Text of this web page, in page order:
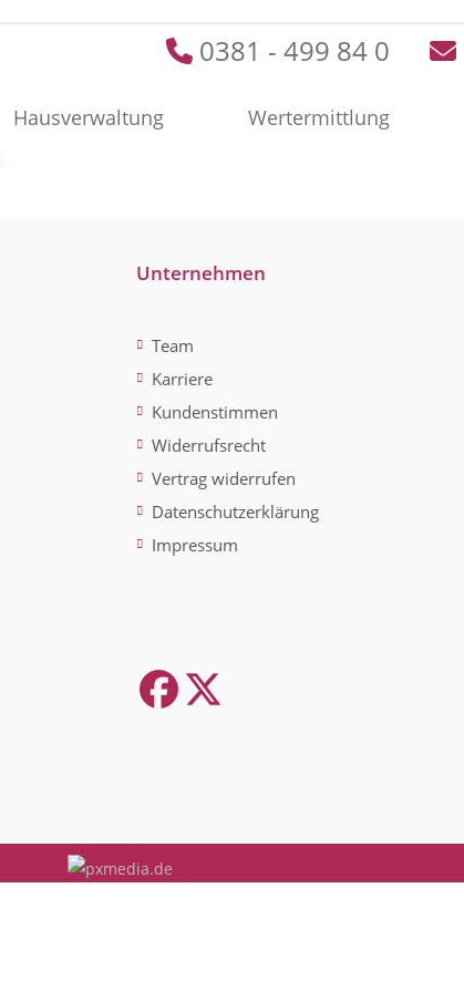
0381 - 499 84 0
Hausverwaltung Wertermittlung
Unternehmen
Team
Karriere
Kundenstimmen
Widerrufsrecht
Vertrag widerrufen
Datenschutzerklärung
Impressum
Facebook
Twitter